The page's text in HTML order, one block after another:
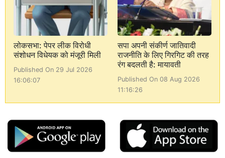
लोकसभा: पेपर लीक विरोधी
संशोधन विधेयक को मंजूरी मिली
Published On 29 Jul 2026
16:06:07
सपा अपनी संकीर्ण जातिवादी
राजनीति के लिए गिरगिट की तरह
रंग बदलती है: मायावती
Published On 08 Aug 2026
11:16:26